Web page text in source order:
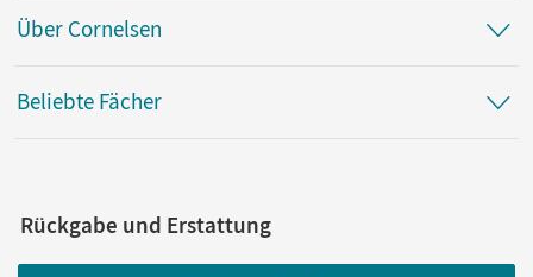
Über Cornelsen
Beliebte Fächer
Rückgabe und Erstattung